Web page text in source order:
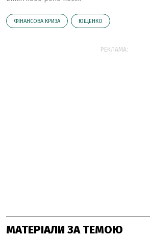
ФІНАНСОВА КРИЗА ЮЩЕНКО
РЕКЛАМА:
МАТЕРІАЛИ ЗА ТЕМОЮ